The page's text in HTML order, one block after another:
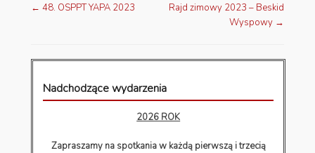
← 48. OSPPT YAPA 2023
Rajd zimowy 2023 – Beskid
Wyspowy →
Nadchodzące wydarzenia
2026 ROK
Zapraszamy na spotkania w każdą pierwszą i trzecią